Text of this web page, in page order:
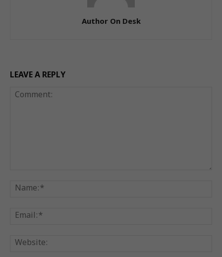
Author On Desk
LEAVE A REPLY